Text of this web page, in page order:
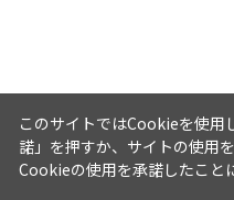
このサイトではCookieを使用
諾」を押すか、サイトの使用
Cookieの使用を承諾したこと